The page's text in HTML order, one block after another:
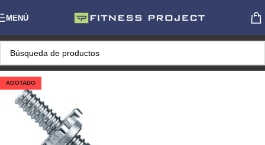
Skip to navigation
Skip to main content
MENÚ
AGOTADO